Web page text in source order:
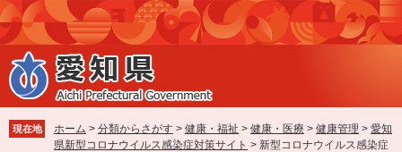
ペ
ー
ジ
の
先
で
す
メ
ニ
ュ
ー
を
ば
し
現在地 ホーム > 分類からさがす > 健康・福祉 > 健康・医療 > 健康管理 > 愛知
県新型コロナウイルス感染症対策サイト > 新型コロナウイルス感染症